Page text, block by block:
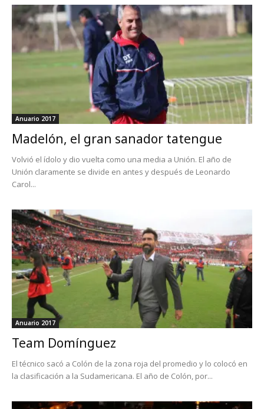
Anuario 2017
Madelón, el gran sanador tatengue
Volvió el ídolo y dio vuelta como una media a Unión. El año de
Unión claramente se divide en antes y después de Leonardo
Carol...
Anuario 2017
Team Domínguez
El técnico sacó a Colón de la zona roja del promedio y lo colocó en
la clasificación a la Sudamericana. El año de Colón, por...